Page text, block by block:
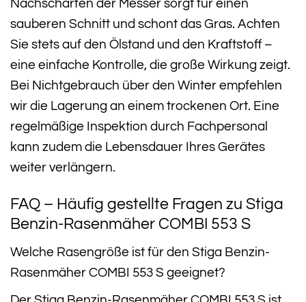
Nachschärfen der Messer sorgt für einen
sauberen Schnitt und schont das Gras. Achten
Sie stets auf den Ölstand und den Kraftstoff –
eine einfache Kontrolle, die große Wirkung zeigt.
Bei Nichtgebrauch über den Winter empfehlen
wir die Lagerung an einem trockenen Ort. Eine
regelmäßige Inspektion durch Fachpersonal
kann zudem die Lebensdauer Ihres Gerätes
weiter verlängern.
FAQ – Häufig gestellte Fragen zu Stiga
Benzin-Rasenmäher COMBI 553 S
Welche Rasengröße ist für den Stiga Benzin-
Rasenmäher COMBI 553 S geeignet?